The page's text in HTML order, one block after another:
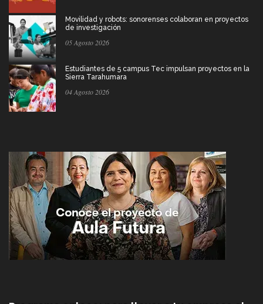
Movilidad y robots: sonorenses colaboran en proyectos
de investigación
05 Agosto 2026
Estudiantes de 5 campus Tec impulsan proyectos en la
Sierra Tarahumara
04 Agosto 2026